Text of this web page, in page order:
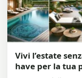
Vivi l’estate
have per la tua